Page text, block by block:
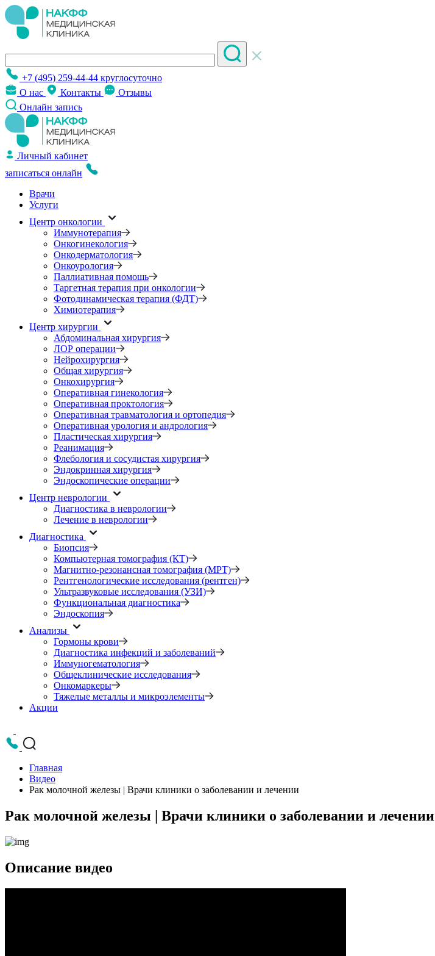
+7 (495) 259-44-44 круглосуточно
О нас
Контакты
Отзывы
Онлайн запись
Личный кабинет
записаться онлайн
Врачи
Услуги
Центр онкологии
Иммунотерапия
Онкогинекология
Онкодерматология
Онкоурология
Паллиативная помощь
Таргетная терапия при онкологии
Фотодинамическая терапия (ФДТ)
Химиотерапия
Центр хирургии
Абдоминальная хирургия
ЛОР операции
Нейрохирургия
Общая хирургия
Онкохирургия
Оперативная гинекология
Оперативная проктология
Оперативная травматология и ортопедия
Оперативная урология и андрология
Пластическая хирургия
Реанимация
Флебология и сосудистая хирургия
Эндокринная хирургия
Эндоскопические операции
Центр неврологии
Диагностика в неврологии
Лечение в неврологии
Диагностика
Биопсия
Компьютерная томография (КТ)
Магнитно-резонансная томография (МРТ)
Рентгенологические исследования (рентген)
Ультразвуковые исследования (УЗИ)
Функциональная диагностика
Эндоскопия
Анализы
Гормоны крови
Диагностика инфекций и заболеваний
Иммуногематология
Общеклинические исследования
Онкомаркеры
Тяжелые металлы и микроэлементы
Акции
Главная
Видео
Рак молочной железы | Врачи клиники о заболевании и лечении
Рак молочной железы | Врачи клиники о заболевании и лечении
Описание видео